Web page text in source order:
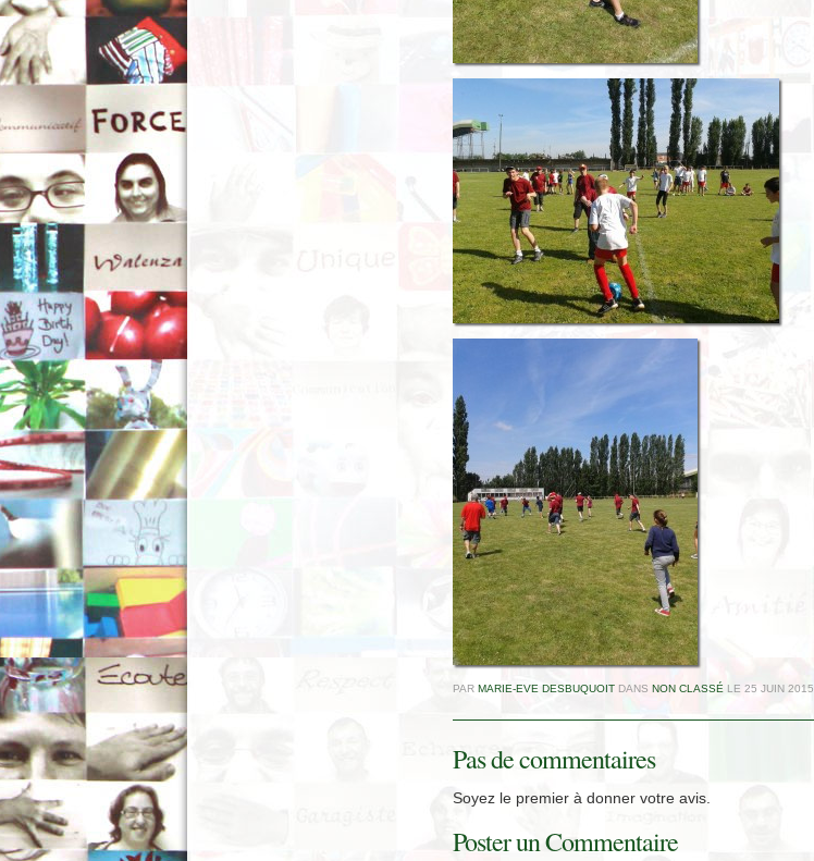
PAR MARIE-EVE DESBUQUOITDANS NON CLASSÉ LE 25 JUIN 2015
Pas de commentaires
Soyez le premier à donner votre avis.
Poster un Commentaire